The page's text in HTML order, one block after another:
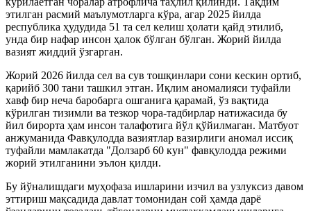
этилган расмий маълумотларга кўра, агар 2025 йилда
республика ҳудудида 51 та сел келиш ҳолати қайд этилиб,
унда бир нафар инсон ҳалок бўлган бўлган. Жорий йилда
вазият жиддий ўзгарган.
Жорий 2026 йилда сел ва сув тошқинлари сони кескин ортиб,
қарийб 300 тани ташкил этган. Иқлим аномалияси туфайли
хавф бир неча баробарга ошганига қарамай, ўз вақтида
кўрилган тизимли ва тезкор чора-тадбирлар натижасида бу
йил бирорта ҳам инсон талафотига йўл қўйилмаган. Матбуот
анжуманида Фавқулодда вазиятлар вазирлиги аномал иссиқ
туфайли мамлакатда "Долзарб 60 кун" фавқулодда режими
жорий этилганини эълон қилди.
Бу йўналишдаги муҳофаза ишларини изчил ва узлуксиз давом
эттириш мақсадида давлат томонидан сой ҳамда дарё